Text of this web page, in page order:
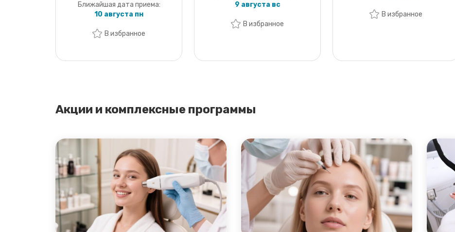
Ближайшая дата приема:
10 августа пн
В избранное
9 августа вс
В избранное
В избранное
Акции и комплексные программы